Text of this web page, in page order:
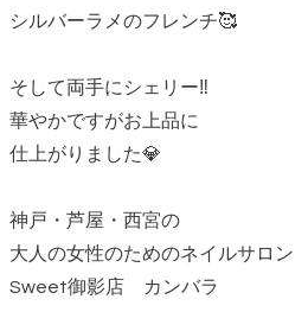
シルバーラメのフレンチ🥰
そして両手にシェリー‼️
華やかですがお上品に
仕上がりました💎
神戸・芦屋・西宮の
大人の女性のためのネイルサロン
Sweet御影店 カンバラ